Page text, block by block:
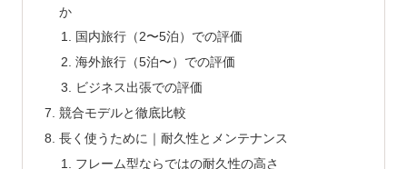
か
国内旅行（2〜5泊）での評価
海外旅行（5泊〜）での評価
ビジネス出張での評価
競合モデルと徹底比較
長く使うために｜耐久性とメンテナンス
フレーム型ならではの耐久性の高さ